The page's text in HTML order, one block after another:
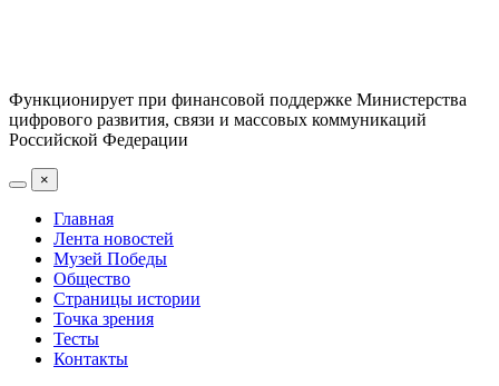
Функционирует при финансовой поддержке Министерства
цифрового развития, связи и массовых коммуникаций
Российской Федерации
×
Главная
Лента новостей
Музей Победы
Общество
Страницы истории
Точка зрения
Тесты
Контакты